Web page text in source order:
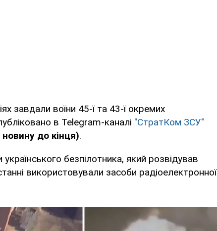
завдали воїни 45-ї та 43-ї окремих
в Telegram-каналі "СтратКом ЗСУ"
до кінця).
безпілотника, який розвідував
використовували засоби радіоелектронної